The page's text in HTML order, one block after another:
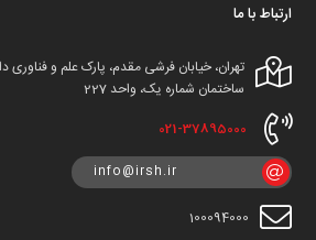
ارتباط با ما
تهران، خیابان فرشی مقدم، پارک علم و فناوری
ساختمان شماره یک، واحد 227
021-37895000
info@irsh.ir
100094000